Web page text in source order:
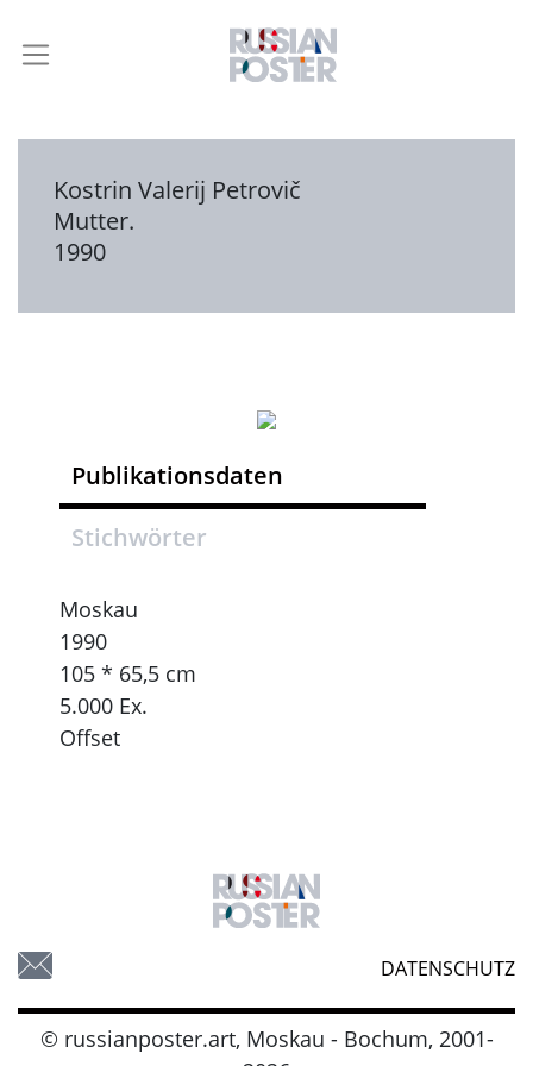
Kostrin Valerij Petrovič
Mutter.
1990
Publikationsdaten
Stichwörter
Moskau
1990
105 * 65,5 cm
5.000 Ex.
Offset
DATENSCHUTZ
© russianposter.art, Moskau - Bochum, 2001-